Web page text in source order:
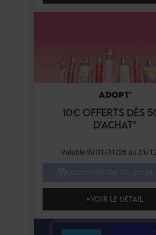
ADOPT'
10€ OFFERTS DÈS
D’ACHAT*
Valable du 01/01/26 au 31/
VOIR LE DETAIL